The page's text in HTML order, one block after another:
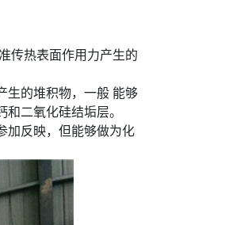
传热表面作用力产生的
生的堆积物，一般 能够
二氧化硅结垢层。
加反映，但能够做为化